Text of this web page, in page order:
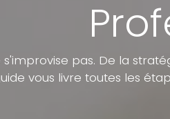
s'improvise pas. De la
vous livre toutes les